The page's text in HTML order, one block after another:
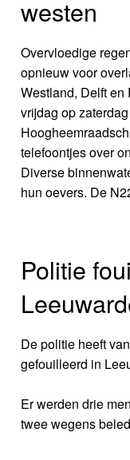
westen
Overvloedige
opnieuw voor
Westland, Delft
vrijdag op
telefoontjes over
Diverse
hun oevers. De
Politie
De politie heeft
gefouilleerd in
Er werden drie
twee wegens